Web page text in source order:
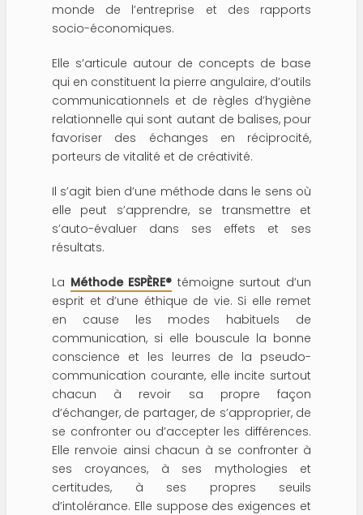
monde de l’entreprise et des rapports
socio-économiques.
Elle s’articule autour de concepts de base
qui en constituent la pierre angulaire, d’outils
communicationnels et de règles d’hygiène
relationnelle qui sont autant de balises, pour
favoriser des échanges en réciprocité,
porteurs de vitalité et de créativité.
Il s’agit bien d’une méthode dans le sens où
elle peut s’apprendre, se transmettre et
s’auto-évaluer dans ses effets et ses
résultats.
La Méthode ESPÈRE® témoigne surtout d’un
esprit et d’une éthique de vie. Si elle remet
en cause les modes habituels de
communication, si elle bouscule la bonne
conscience et les leurres de la pseudo-
communication courante, elle incite surtout
chacun à revoir sa propre façon
d’échanger, de partager, de s’approprier, de
se confronter ou d’accepter les différences.
Elle renvoie ainsi chacun à se confronter à
ses croyances, à ses mythologies et
certitudes, à ses propres seuils
d’intolérance. Elle suppose des exigences et